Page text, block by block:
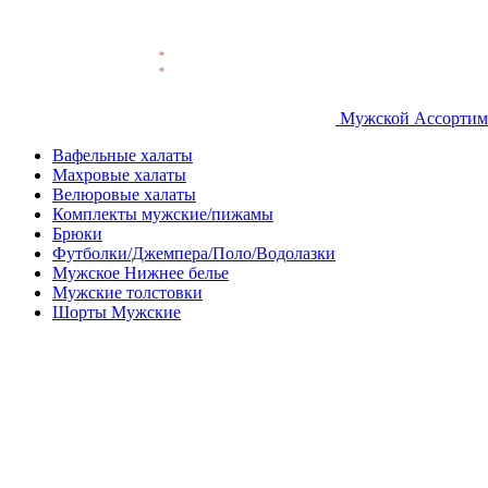
Мужской
Вафельные халаты
Махровые халаты
Велюровые халаты
Комплекты мужские/пижамы
Брюки
Футболки/Джемпера/Поло/Водолазки
Мужское Нижнее белье
Мужские толстовки
Шорты Мужские